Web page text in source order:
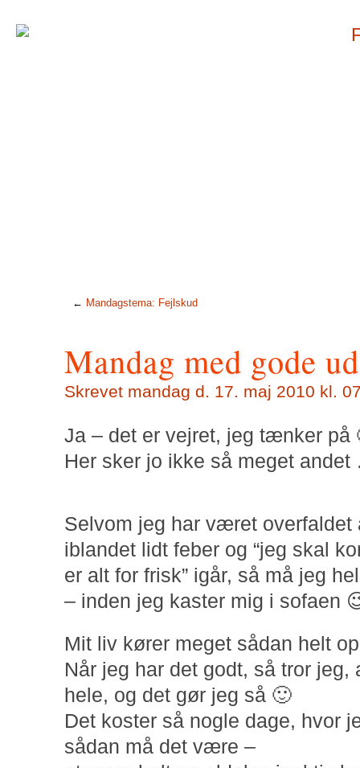
← Mandagstema: Fejlskud
Mandag med gode
Skrevet mandag d. 17. maj 2010 kl.
Ja – det er vejret, jeg tænker på
Her sker jo ikke så meget
Selvom jeg har været
iblandet lidt feber og “jeg skal
er alt for frisk” igår, så må jeg
– inden jeg kaster mig i sofaen
Mit liv kører meget sådan helt
Når jeg har det godt, så tror
hele, og det gør jeg så 🙂
Det koster så nogle dage, hvor
sådan må det være –